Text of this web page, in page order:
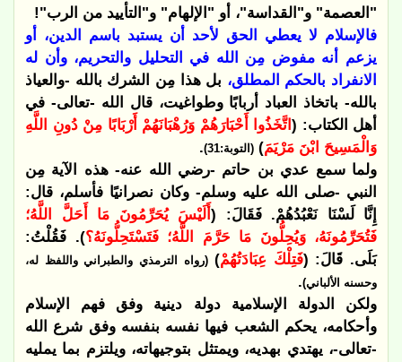
"العصمة" و"القداسة"، أو "الإلهام" و"التأييد من الرب"!
فالإسلام لا يعطي الحق لأحد أن يستبد باسم الدين، أو
يزعم أنه مفوض مِن الله في التحليل والتحريم، وأن له
الانفراد بالحكم المطلق، بل هذا مِن الشرك بالله -والعياذ
بالله- باتخاذ العباد أربابًا وطواغيت، قال الله -تعالى- في
أهل الكتاب: ( اتَّخَذُوا أَحْبَارَهُمْ وَرُهْبَانَهُمْ أَرْبَابًا مِنْ دُونِ اللَّهِ
وَالْمَسِيحَ ابْنَ مَرْيَمَ) (التوبة:31)
.
ولما سمع عدي بن حاتم -رضي الله عنه- هذه الآية مِن
النبي -صلى الله عليه وسلم- وكان نصرانيًا فأسلم، قال:
إِنَّا لَسْنَا نَعْبُدُهُمْ. فَقَالَ: ( أَلَيْسَ يُحَرِّمُونَ مَا أَحَلَّ اللَّهُ؛
فَتُحَرِّمُونَهُ، وَيُحِلُّونَ مَا حَرَّمَ اللَّهُ؛ فَتَسْتَحِلُّونَهُ؟). فَقُلْتُ:
بَلَى. قَالَ: (فَتِلْكَ عِبَادَتُهُمْ)(رواه الترمذي والطبراني واللفظ له،
وحسنه الألباني).
ولكن الدولة الإسلامية دولة دينية وفق فهم الإسلام
وأحكامه، يحكم الشعب فيها نفسه بنفسه وفق شرع الله
-تعالى-، يهتدي بهديه، ويمتثل بتوجيهاته، ويلتزم بما يمليه